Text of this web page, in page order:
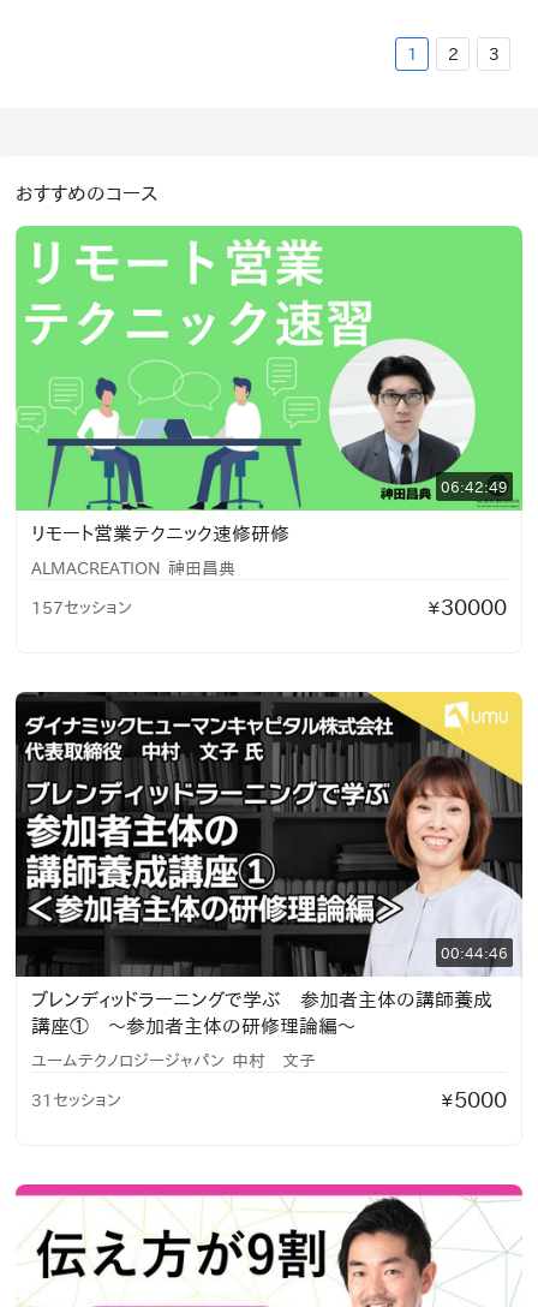
1 2 3
おすすめのコース
06:42:49
リモート営業テクニック速修研修
ALMACREATION 神田昌典
157セッション ¥30000
00:44:46
ブレンディッドラーニングで学ぶ 参加者主体の講師養成
講座① 〜参加者主体の研修理論編〜
ユームテクノロジージャパン 中村 文子
31セッション ¥5000